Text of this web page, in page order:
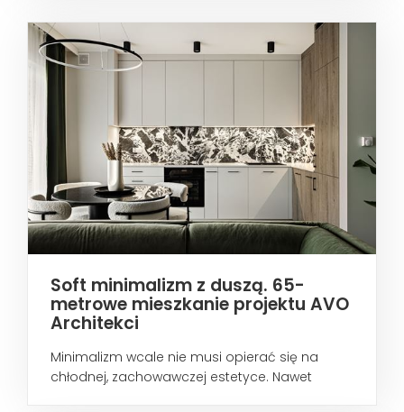
Soft minimalizm z duszą. 65-
metrowe mieszkanie projektu AVO
Architekci
Minimalizm wcale nie musi opierać się na
chłodnej, zachowawczej estetyce. Nawet